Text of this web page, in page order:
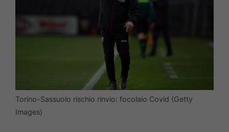
Torino-Sassuolo rischio rinvio: focolaio Covid (Getty
Images)